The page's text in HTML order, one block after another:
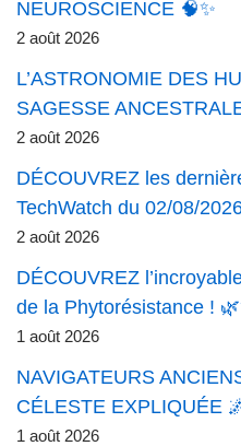
NEUROSCIENCE 🧠✨
2 août 2026
L’ASTRONOMIE DES
SAGESSE
2 août 2026
DÉCOUVREZ les
TechWatch du 02/08/
2 août 2026
DÉCOUVREZ
de la Phytorésistance !
1 août 2026
NAVIGATEURS
CÉLESTE EXPLIQUÉE
1 août 2026